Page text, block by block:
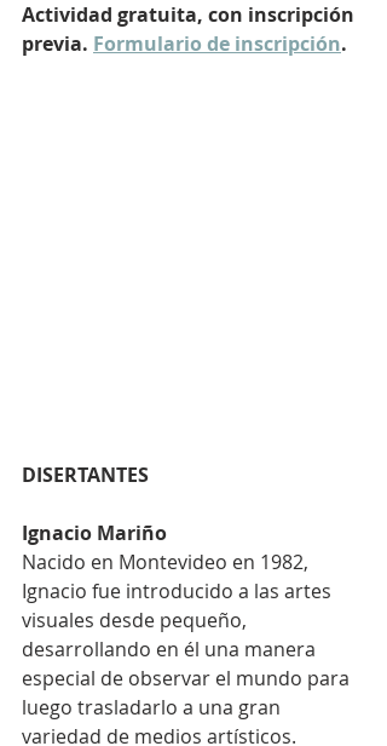
Actividad gratuita, con inscripción
previa. Formulario de inscripción.
DISERTANTES
Ignacio Mariño
Nacido en Montevideo en 1982,
Ignacio fue introducido a las artes
visuales desde pequeño,
desarrollando en él una manera
especial de observar el mundo para
luego trasladarlo a una gran
variedad de medios artísticos.